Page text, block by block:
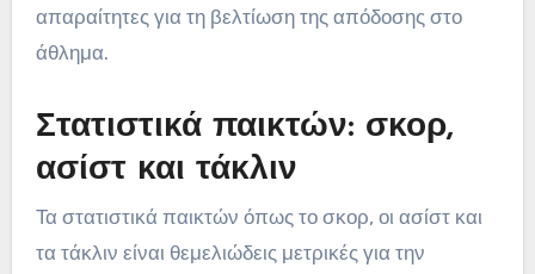
απαραίτητες για τη βελτίωση της απόδοσης στο
άθλημα.
Στατιστικά παικτών: σκορ,
ασίστ και τάκλιν
Τα στατιστικά παικτών όπως το σκορ, οι ασίστ και
τα τάκλιν είναι θεμελιώδεις μετρικές για την